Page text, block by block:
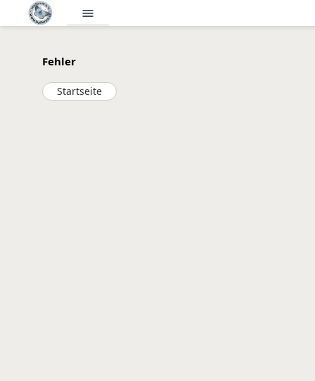
menu
Fehler
Startseite